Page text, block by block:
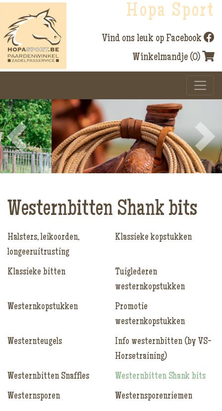
Hopa Sport
Vind ons leuk op Facebook
Winkelmandje (0)
Previous Next
Westernbitten Shank bits
Halsters, leikoorden,
longeeruitrusting
Klassieke kopstukken
Klassieke bitten
Tuiglederen
westernkopstukken
Westernkopstukken
Promotie
westernkopstukken
Westernteugels
Info westernbitten (by VS-
Horsetraining)
Westernbitten Snaffles
Westernbitten Shank bits
Westernsporen
Westernsporenriemen